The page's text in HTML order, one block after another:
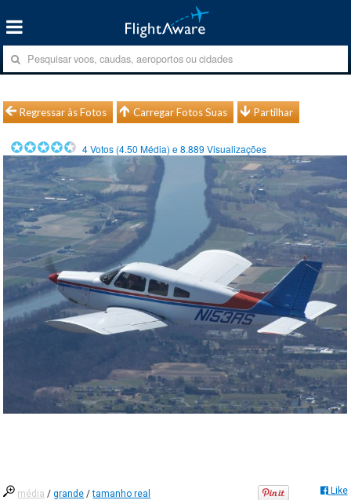
Regressar às Fotos Carregar Fotos Suas Partilhar
4Votos (4.50 Média) e8.889 Visualizações
média /grande /tamanho real Like